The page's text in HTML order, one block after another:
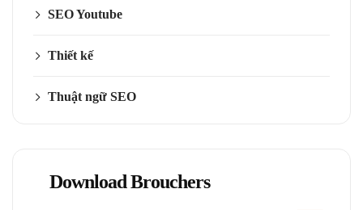
SEO Youtube
Thiết kế
Thuật ngữ SEO
Download Brouchers